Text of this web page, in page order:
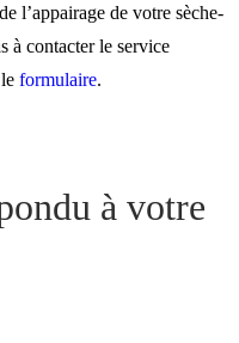
l’appairage de votre sèche-
à contacter le service
formulaire.
à votre